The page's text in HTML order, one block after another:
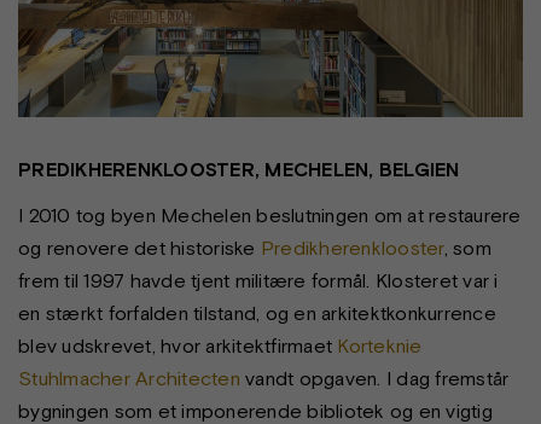
PREDIKHERENKLOOSTER, MECHELEN, BELGIEN
I 2010 tog byen Mechelen beslutningen om at restaurere
og renovere det historiske Predikherenklooster, som
frem til 1997 havde tjent militære formål. Klosteret var i
en stærkt forfalden tilstand, og en arkitektkonkurrence
blev udskrevet, hvor arkitektfirmaet Korteknie
Stuhlmacher Architecten vandt opgaven. I dag fremstår
bygningen som et imponerende bibliotek og en vigtig